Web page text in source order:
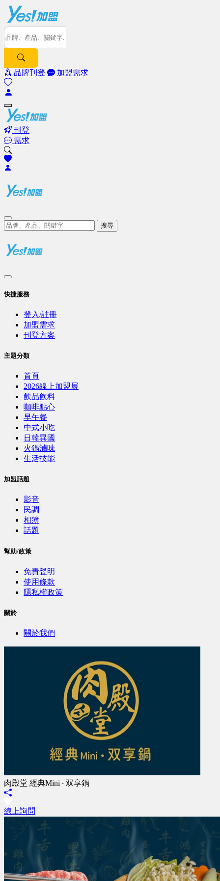
品牌刊登 加盟需求
刊登
需求
搜尋
快捷服務
登入/註冊
加盟需求
刊登方案
主題分類
首頁
2026線上加盟展
飲品飲料
咖啡點心
早午餐
中式小吃
日韓異國
火鍋滷味
生活技能
加盟話題
影音
民調
相簿
話題
幫助/政策
免責聲明
使用條款
隱私權政策
關於
關於我們
肉殿堂 經典Mini ‧ 双享鍋
線上詢問